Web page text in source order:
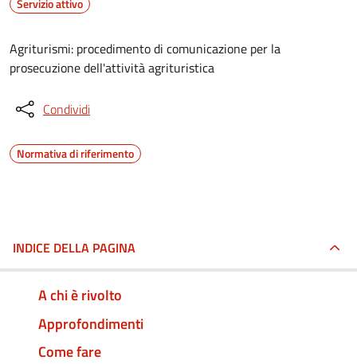
Servizio attivo
Agriturismi: procedimento di comunicazione per la
prosecuzione dell'attività agrituristica
Condividi
Normativa di riferimento
INDICE DELLA PAGINA
A chi è rivolto
Approfondimenti
Come fare